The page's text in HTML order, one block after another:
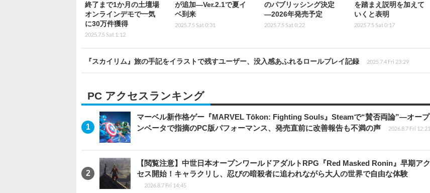
終了まで1か月の土壇場
オンラインデモで一気
に30万件獲得
2025.7.5 Sat 1:12
が追加―Ver.2.1で夏イ
ベ到来
2025.7.5 Sat 0:31
のパブリッシング決定
―2026年発売予定
2025.7.5 Sat 0:22
を踏まえ説明を加えて
いくと表明
2025.7.5 Sat 0:17
『スカイリム』旅の手記をイラストで残すユーザー、没入感あふれるロールプレイ記録 2025.7.4 Fri 23:29
PC アクセスランキング
マーベル新作格ゲー『MARVEL Tōkon: Fighting Souls』Steamで“賛否両論”―オープ
ンベータで指摘のPC版パフォーマンス、発売直前に改善報告も不満の声
2026.8.7 Fri 12:21
【閲覧注意】中世日本オープンワールドアダルトRPG『Red Masked Ronin』早期アク
セス開始！キャラクリし、忍びの暗殺者に追われながら大人の世界で自由な体験
2026.8.7 Fri 14:45